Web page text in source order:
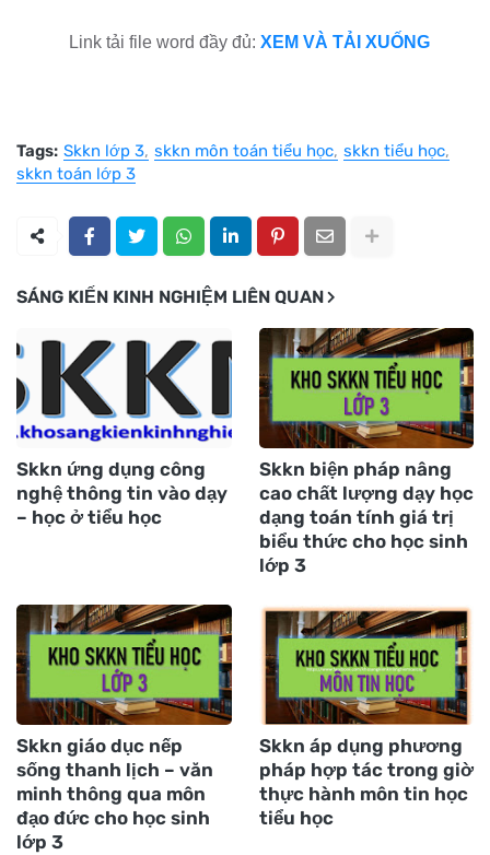
Link tải file word đầy đủ: XEM VÀ TẢI XUỐNG
Tags: Skkn lớp 3 skkn môn toán tiểu học skkn tiểu học
skkn toán lớp 3
SÁNG KIẾN KINH NGHIỆM LIÊN QUAN
Skkn ứng dụng công
nghệ thông tin vào dạy
– học ở tiểu học
Skkn biện pháp nâng
cao chất lượng dạy học
dạng toán tính giá trị
biểu thức cho học sinh
lớp 3
Skkn giáo dục nếp
sống thanh lịch – văn
minh thông qua môn
đạo đức cho học sinh
lớp 3
Skkn áp dụng phương
pháp hợp tác trong giờ
thực hành môn tin học
tiểu học